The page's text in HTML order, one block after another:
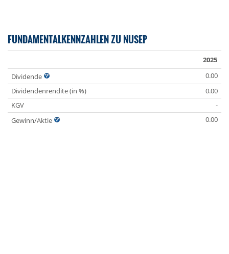
FUNDAMENTALKENNZAHLEN ZU NUSEP
2025
Dividende
0.00
Dividendenrendite (in %)
0.00
KGV
-
Gewinn/Aktie
0.00